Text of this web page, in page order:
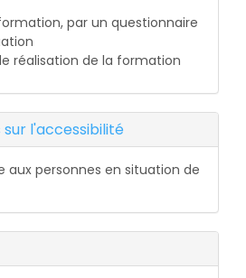
par un questionnaire
réalisation de la formation
l'accessibilité
aux personnes en situation de